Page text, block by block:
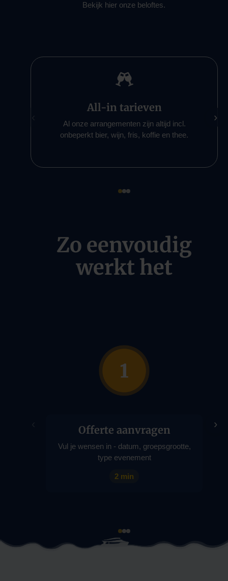
Bekijk hier onze beloftes.

All-in tarieven
Al onze arrangementen zijn altijd incl.
onbeperkt bier, wijn, fris, koffie en thee.
›
Zo eenvoudig
werkt het
Offerte aanvragen
Vul je wensen in - datum, groepsgrootte,
type evenement
2 min
›